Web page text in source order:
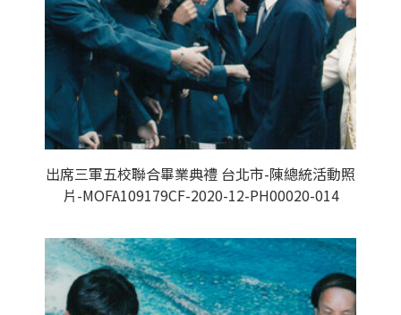
出席三軍五校聯合畢業典禮 台北市-陳總統活動照
片-MOFA109179CF-2020-12-PH00020-014